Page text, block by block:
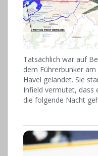
Tatsächlich war auf
dem Führerbunker
Havel gelandet. Sie
Infield vermutet, dass
die folgende Nacht